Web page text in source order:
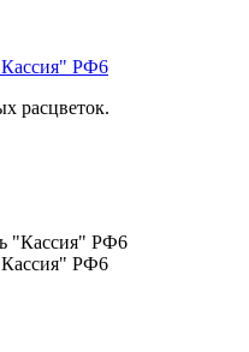
РФ6
расцветок.
РФ6